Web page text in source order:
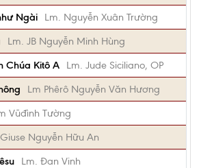
Ngài
Lm. Nguyễn Xuân Trường
Lm. JB Nguyễn Minh Hùng
Chúa Kitô A
Lm. Jude Siciliano, OP
Lm Phêrô Nguyễn Văn Hương
Vũđình Tường
Nguyễn Hữu An
Lm. Đan Vinh